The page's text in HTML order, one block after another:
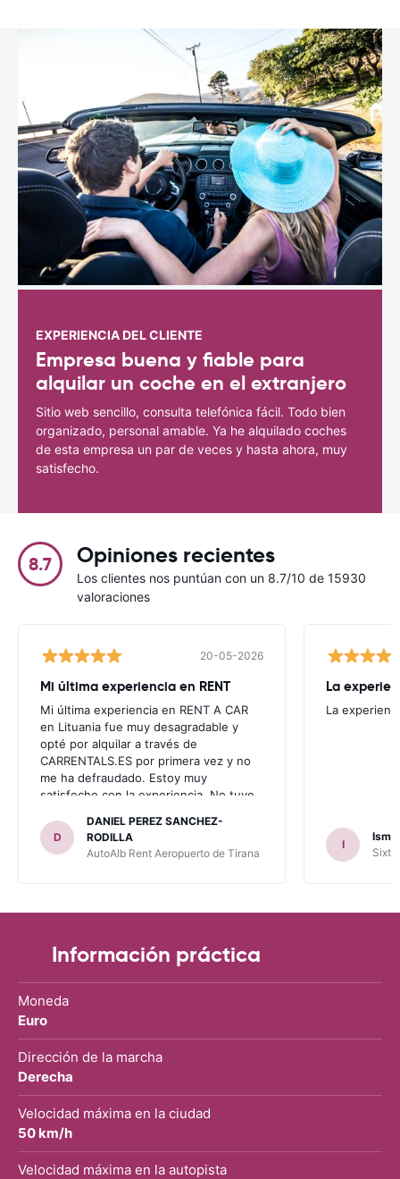
EXPERIENCIA DEL CLIENTE
Empresa buena y fiable para
alquilar un coche en el extranjero
Sitio web sencillo, consulta telefónica fácil. Todo bien
organizado, personal amable. Ya he alquilado coches
de esta empresa un par de veces y hasta ahora, muy
satisfecho.
8.7 Opiniones recientes
Los clientes nos puntúan con un 8.7/10 de 15930
valoraciones
20-05-2026
Mi última experiencia en RENT
Mi última experiencia en RENT A CAR
en Lituania fue muy desagradable y
opté por alquilar a través de
CARRENTALS.ES por primera vez y no
me ha defraudado. Estoy muy
satisfecho con la experiencia. No tuve
invitaron a adquirir un seguro (como
había leído en varios blog). En mis
anteriores viajes nunca había alquilado
con CARRETALS. Muchas gracias.
para ALBANIA
D
DANIEL PEREZ SANCHEZ-
RODILLA
AutoAlb Rent Aeropuerto de Tirana
La
La
I
Sixt
Información práctica
Moneda
Euro
Dirección de la marcha
Derecha
Velocidad máxima en la ciudad
50 km/h
Velocidad máxima en la autopista